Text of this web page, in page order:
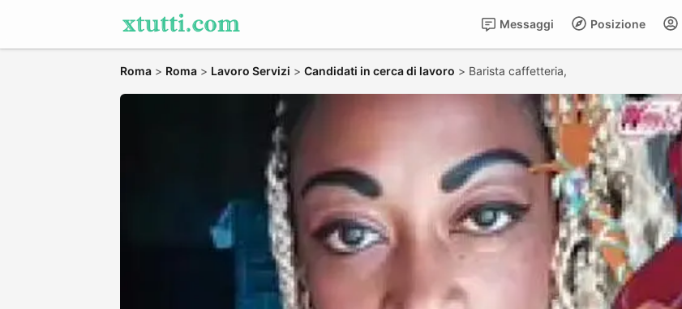
Posizione
Messaggi
Roma > Roma > Lavoro Servizi > Candidati in cerca di lavoro > Barista caffetteria,